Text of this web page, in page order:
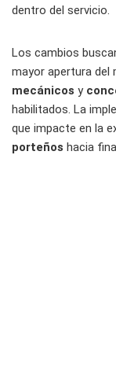
dentro del servicio.
Los cambios
mayor apertura del
mecánicos y
habilitados. La
que impacte en la
porteños hacia